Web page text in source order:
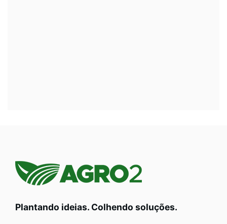
Plantando ideias. Colhendo soluções.